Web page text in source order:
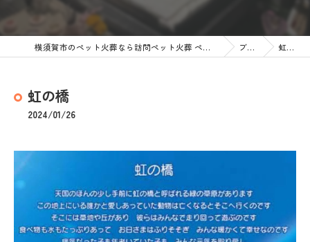
横須賀市のペット火葬なら訪問ペット火葬 ペットメモリアル神奈川 ブログ 虹の橋
虹の橋
2024/01/26